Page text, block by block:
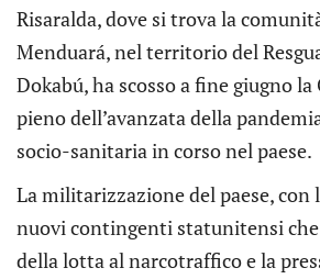
Risaralda, dove si trova la
Menduará, nel territorio del
Dokabú, ha scosso a fine giugno
pieno dell’avanzata della
socio-sanitaria in corso nel paese.
La militarizzazione del paese, con
nuovi contingenti statunitensi che
della lotta al narcotraffico e la